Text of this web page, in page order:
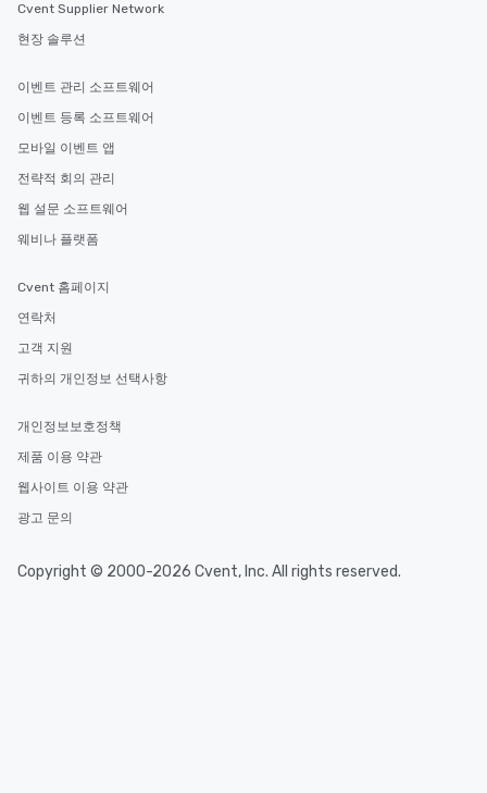
Cvent Supplier Network
현장 솔루션
이벤트 관리 소프트웨어
이벤트 등록 소프트웨어
모바일 이벤트 앱
전략적 회의 관리
웹 설문 소프트웨어
웨비나 플랫폼
Cvent 홈페이지
연락처
고객 지원
귀하의 개인정보 선택사항
개인정보보호정책
제품 이용 약관
웹사이트 이용 약관
광고 문의
Copyright © 2000-2026 Cvent, Inc. All rights reserved.